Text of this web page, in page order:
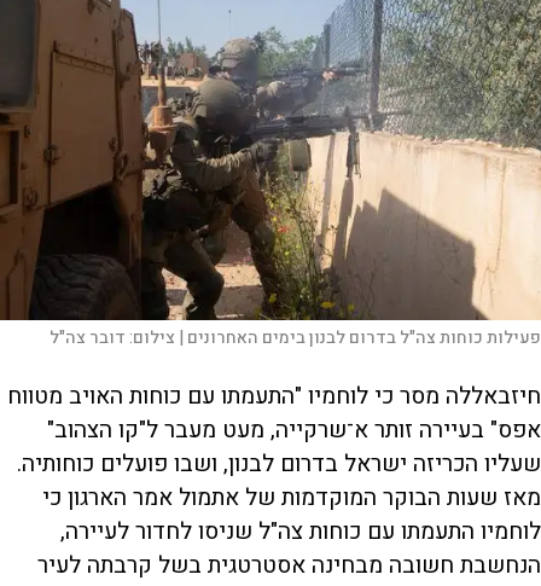
פעילות כוחות צה"ל בדרום לבנון בימים האחרונים | צילום:דובר צה"ל
חיזבאללה מסר כי לוחמיו "התעמתו עם כוחות האויב מטווח
אפס" בעיירה זותר א־שרקייה, מעט מעבר ל"קו הצהוב"
שעליו הכריזה ישראל בדרום לבנון, ושבו פועלים כוחותיה.
מאז שעות הבוקר המוקדמות של אתמול אמר הארגון כי
לוחמיו התעמתו עם כוחות צה"ל שניסו לחדור לעיירה,
הנחשבת חשובה מבחינה אסטרטגית בשל קרבתה לעיר